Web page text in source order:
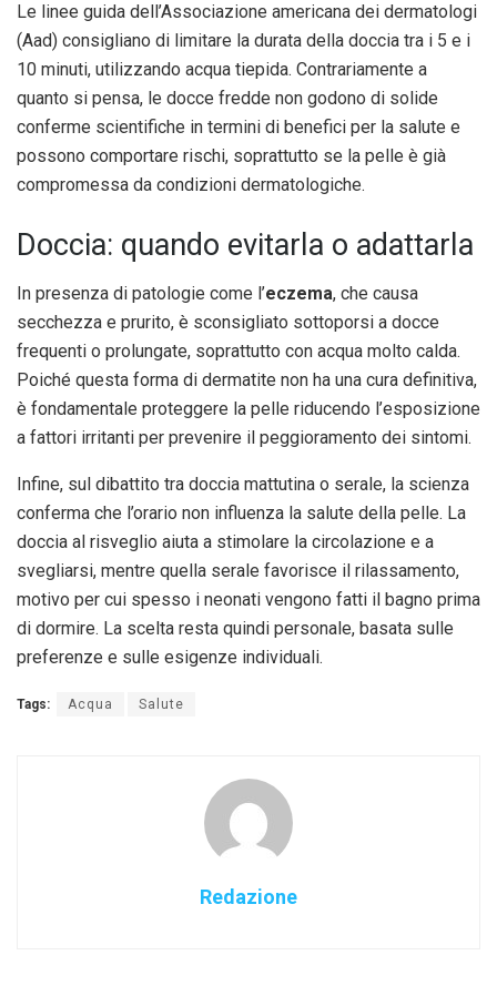
Le linee guida dell’Associazione americana dei dermatologi
(Aad) consigliano di limitare la durata della doccia tra i 5 e i
10 minuti, utilizzando acqua tiepida. Contrariamente a
quanto si pensa, le docce fredde non godono di solide
conferme scientifiche in termini di benefici per la salute e
possono comportare rischi, soprattutto se la pelle è già
compromessa da condizioni dermatologiche.
Doccia: quando evitarla o adattarla
In presenza di patologie come l’eczema, che causa
secchezza e prurito, è sconsigliato sottoporsi a docce
frequenti o prolungate, soprattutto con acqua molto calda.
Poiché questa forma di dermatite non ha una cura definitiva,
è fondamentale proteggere la pelle riducendo l’esposizione
a fattori irritanti per prevenire il peggioramento dei sintomi.
Infine, sul dibattito tra doccia mattutina o serale, la scienza
conferma che l’orario non influenza la salute della pelle. La
doccia al risveglio aiuta a stimolare la circolazione e a
svegliarsi, mentre quella serale favorisce il rilassamento,
motivo per cui spesso i neonati vengono fatti il bagno prima
di dormire. La scelta resta quindi personale, basata sulle
preferenze e sulle esigenze individuali.
Tags: Acqua Salute
Redazione